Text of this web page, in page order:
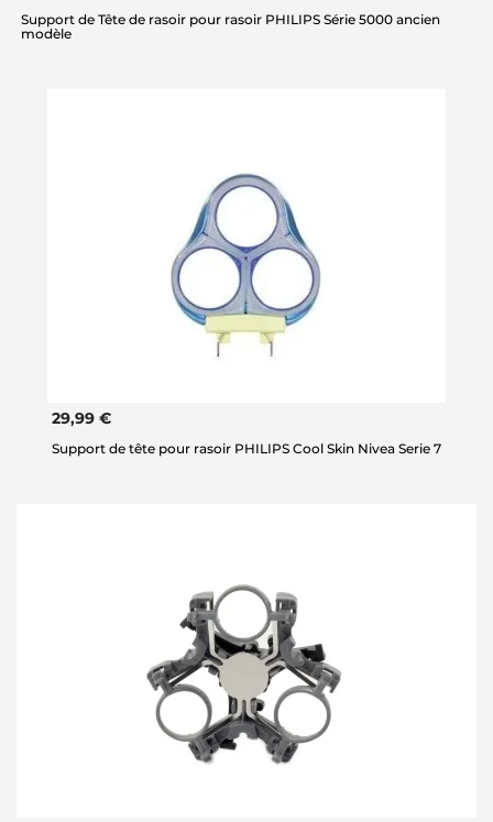
Support de Tête de rasoir pour rasoir PHILIPS Série 5000 ancien
modèle
29,99 €
Support de tête pour rasoir PHILIPS Cool Skin Nivea Serie 7